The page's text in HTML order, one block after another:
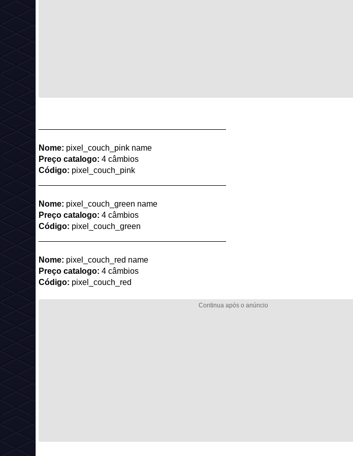
Nome: pixel_couch_pink name
Preço catalogo: 4 câmbios
Código: pixel_couch_pink
Nome: pixel_couch_green name
Preço catalogo: 4 câmbios
Código: pixel_couch_green
Nome: pixel_couch_red name
Preço catalogo: 4 câmbios
Código: pixel_couch_red